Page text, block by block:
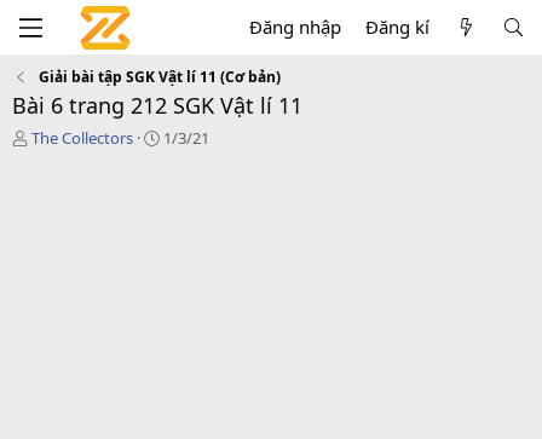
Đăng nhập Đăng kí
Giải bài tập SGK Vật lí 11 (Cơ bản)
Bài 6 trang 212 SGK Vật lí 11
T
The Collectors
C1/3/21